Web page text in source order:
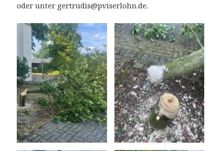
oder unter gertrudis@pviserlohn.de.